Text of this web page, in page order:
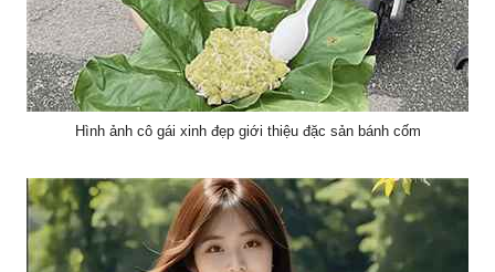
Hình ảnh cô gái xinh đẹp giới thiệu đặc sản bánh cốm